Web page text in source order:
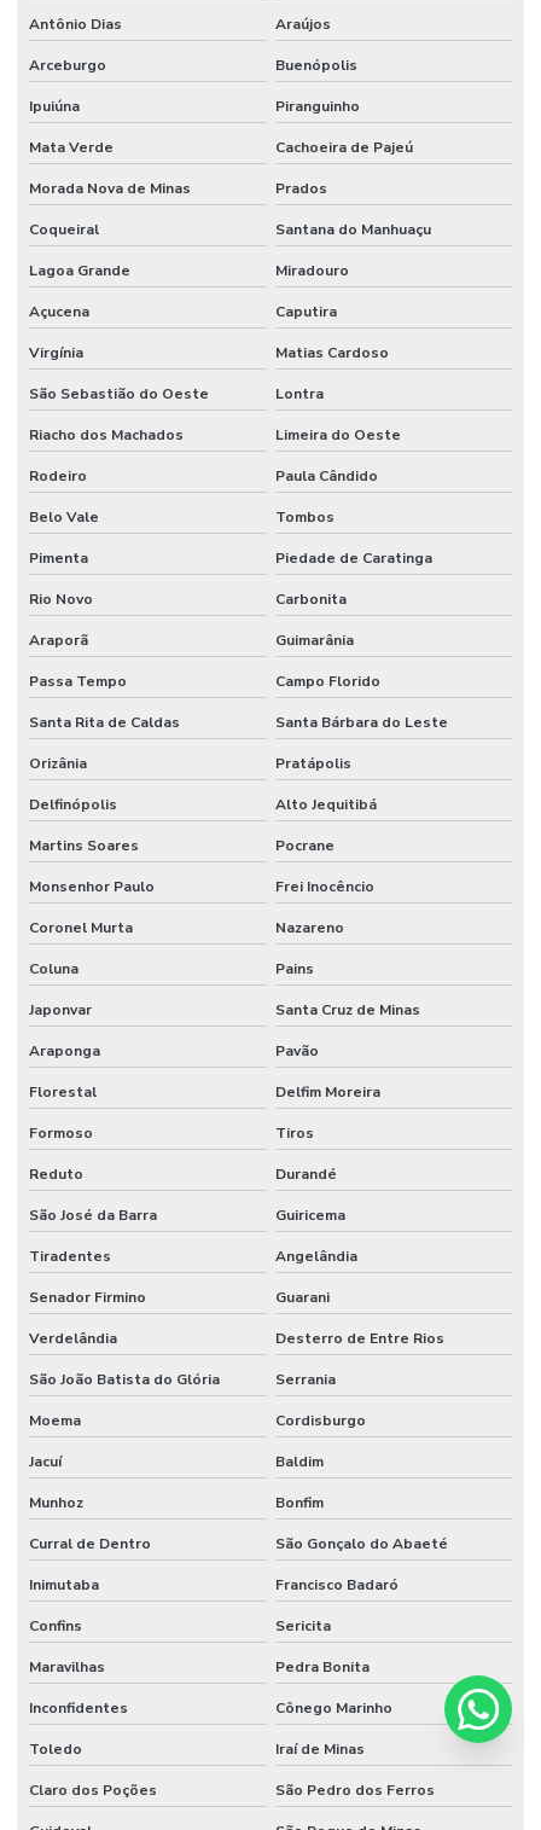
Antônio Dias Araújos
Arceburgo Buenópolis
Ipuiúna Piranguinho
Mata Verde Cachoeira de Pajeú
Morada Nova de Minas Prados
Coqueiral Santana do Manhuaçu
Lagoa Grande Miradouro
Açucena Caputira
Virgínia Matias Cardoso
São Sebastião do Oeste Lontra
Riacho dos Machados Limeira do Oeste
Rodeiro Paula Cândido
Belo Vale Tombos
Pimenta Piedade de Caratinga
Rio Novo Carbonita
Araporã Guimarânia
Passa Tempo Campo Florido
Santa Rita de Caldas Santa Bárbara do Leste
Orizânia Pratápolis
Delfinópolis Alto Jequitibá
Martins Soares Pocrane
Monsenhor Paulo Frei Inocêncio
Coronel Murta Nazareno
Coluna Pains
Japonvar Santa Cruz de Minas
Araponga Pavão
Florestal Delfim Moreira
Formoso Tiros
Reduto Durandé
São José da Barra Guiricema
Tiradentes Angelândia
Senador Firmino Guarani
Verdelândia Desterro de Entre Rios
São João Batista do Glória Serrania
Moema Cordisburgo
Jacuí Baldim
Munhoz Bonfim
Curral de Dentro São Gonçalo do Abaeté
Inimutaba Francisco Badaró
Confins Sericita
Maravilhas Pedra Bonita
Inconfidentes Cônego Marinho
Toledo Iraí de Minas
Claro dos Poções São Pedro dos Ferros